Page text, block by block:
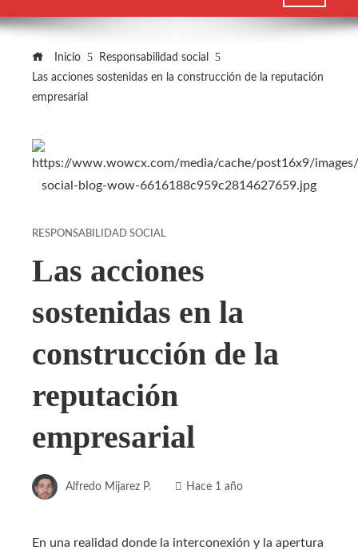
Inicio
Responsabilidad social
Las acciones sostenidas en la construcción de la reputación
empresarial
RESPONSABILIDAD SOCIAL
Las acciones
sostenidas en la
construcción de la
reputación
empresarial
Alfredo Mijarez P. Hace 1 año
En una realidad donde la interconexión y la apertura